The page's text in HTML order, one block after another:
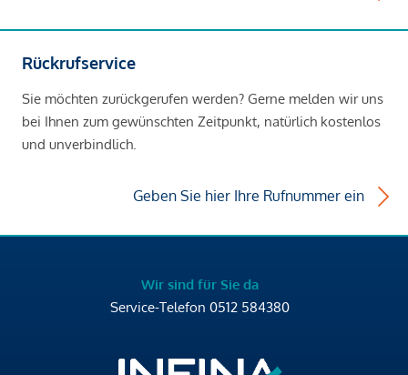
Rückrufservice
Sie möchten zurückgerufen werden? Gerne melden wir uns
bei Ihnen zum gewünschten Zeitpunkt, natürlich kostenlos
und unverbindlich.
Geben Sie hier Ihre Rufnummer ein
Wir sind für Sie da
Service-Telefon 0512 584380